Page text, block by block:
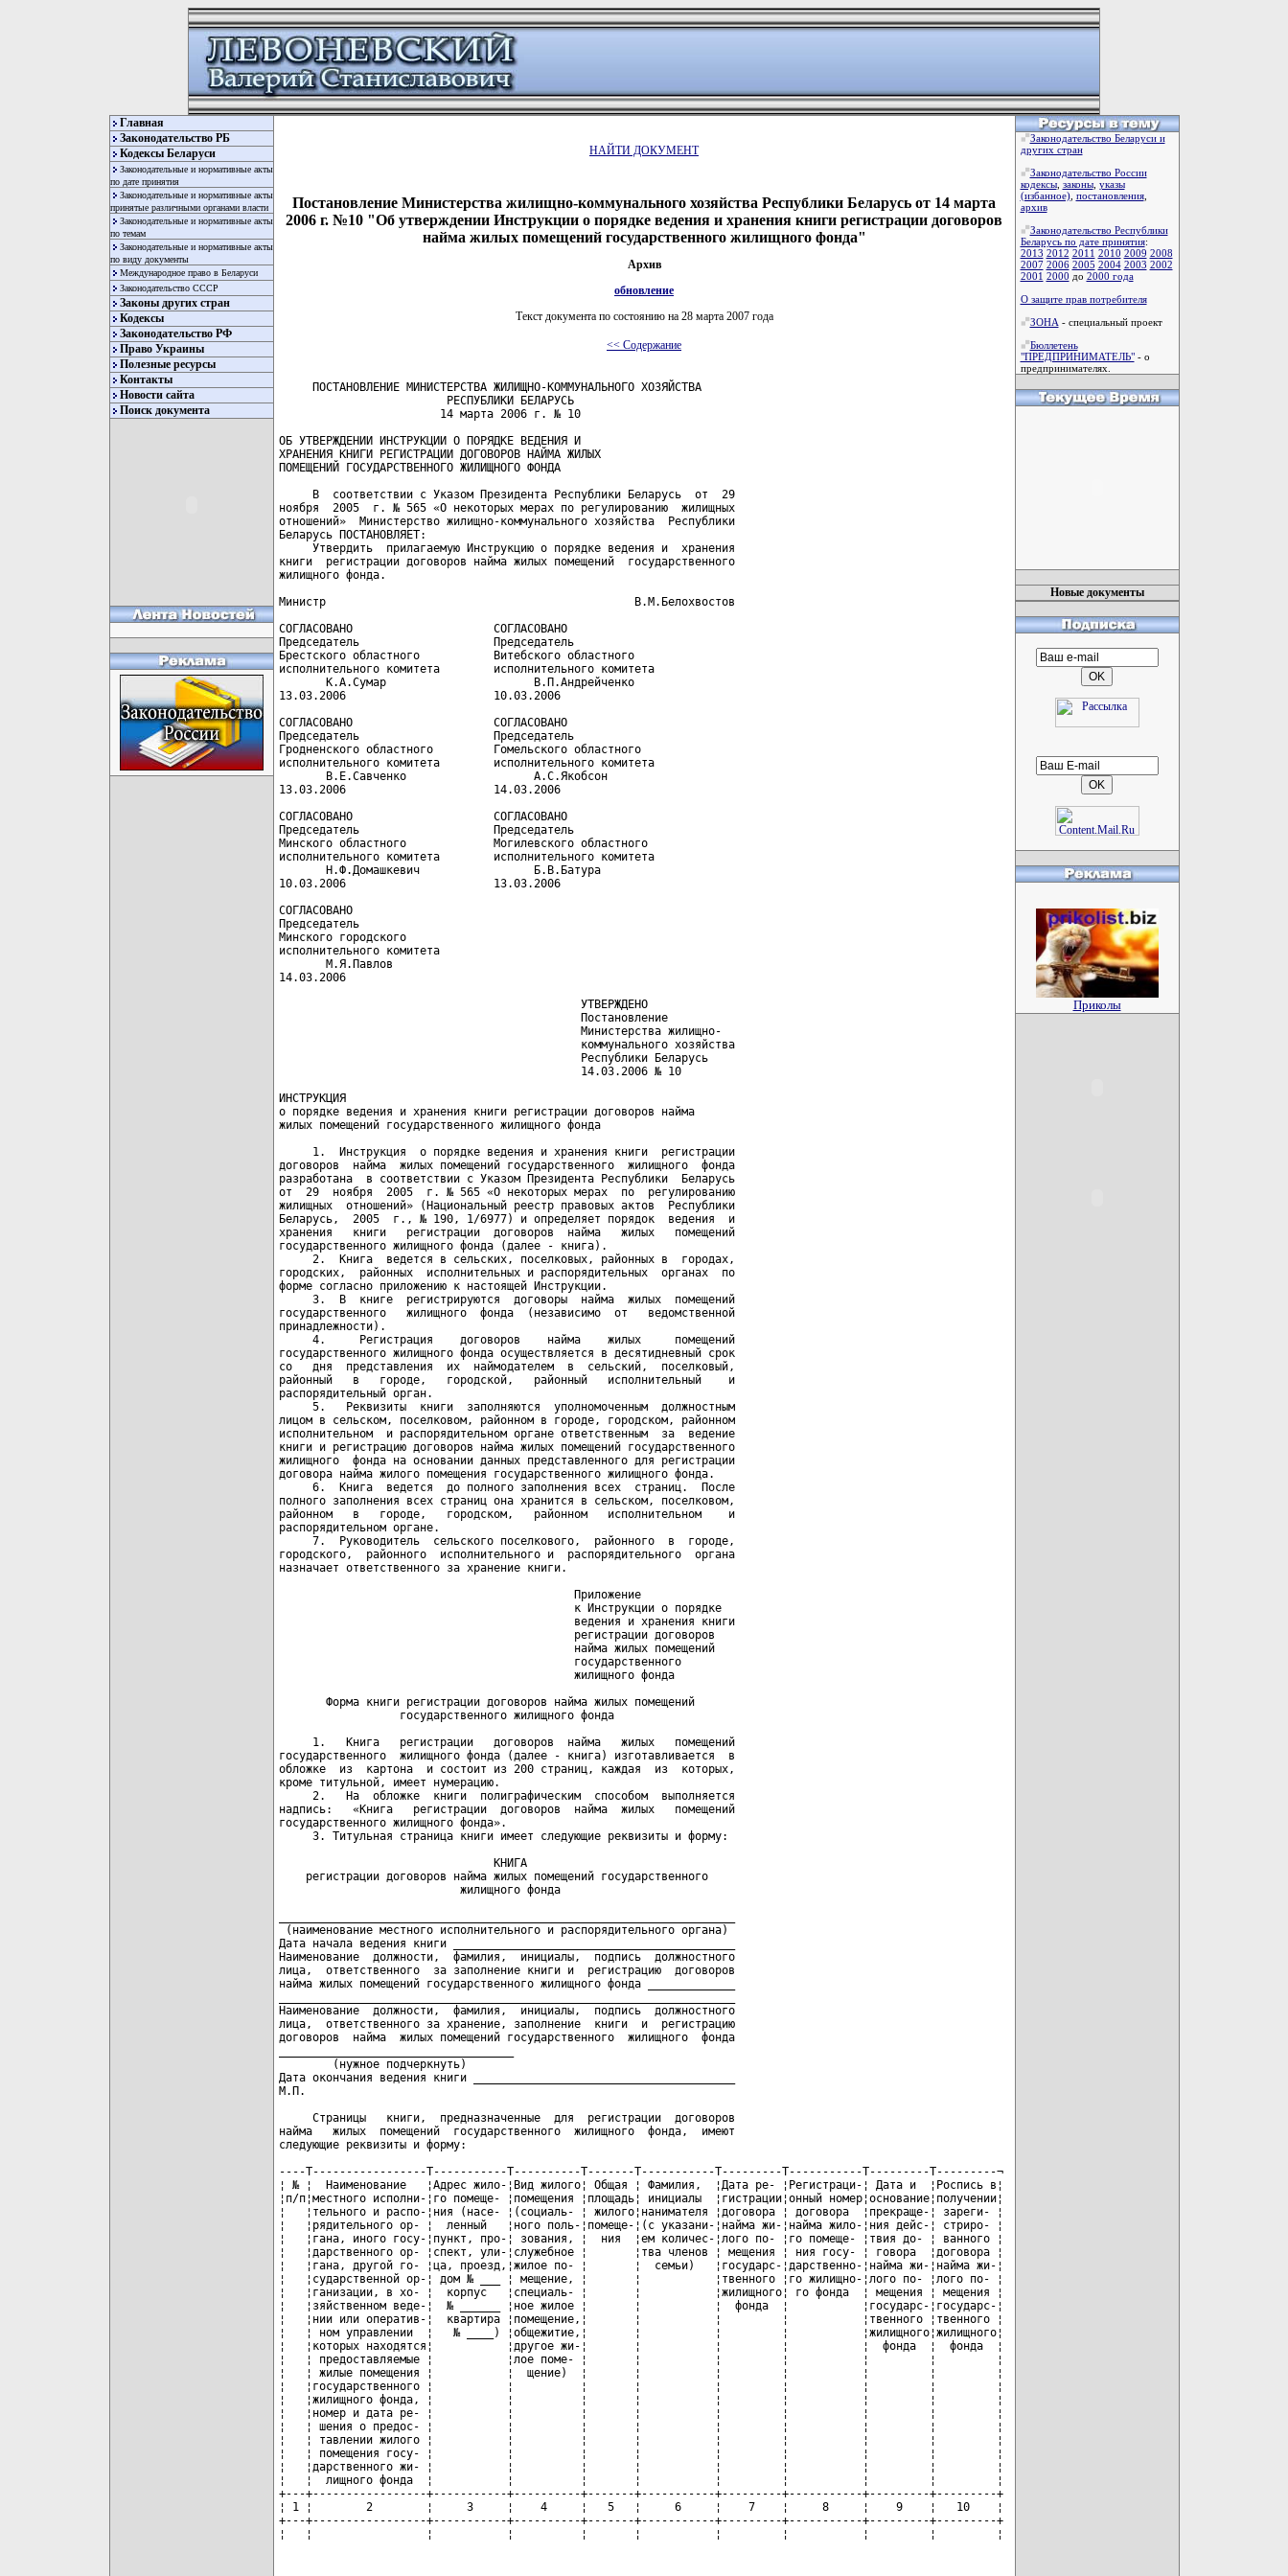
Главная
Законодательство РБ
Кодексы Беларуси
Законодательные и нормативные акты
по дате принятия
Законодательные и нормативные акты
принятые различными органами власти
Законодательные и нормативные акты
по темам
Законодательные и нормативные акты
по виду документы
Международное право в Беларуси
Законодательство СССР
Законы других стран
Кодексы
Законодательство РФ
Право Украины
Полезные ресурсы
Контакты
Новости сайта
Поиск документа
НАЙТИ ДОКУМЕНТ
Постановление Министерства жилищно-коммунального хозяйства Республики Беларусь от 14 марта
2006 г. №10 "Об утверждении Инструкции о порядке ведения и хранения книги регистрации договоров
найма жилых помещений государственного жилищного фонда"
Архив
обновление
Текст документа по состоянию на 28 марта 2007 года
<< Содержание
     ПОСТАНОВЛЕНИЕ МИНИСТЕРСТВА ЖИЛИЩНО-КОММУНАЛЬНОГО ХОЗЯЙСТВА
                         РЕСПУБЛИКИ БЕЛАРУСЬ
                        14 марта 2006 г. № 10
ОБ УТВЕРЖДЕНИИ ИНСТРУКЦИИ О ПОРЯДКЕ ВЕДЕНИЯ И
ХРАНЕНИЯ КНИГИ РЕГИСТРАЦИИ ДОГОВОРОВ НАЙМА ЖИЛЫХ
ПОМЕЩЕНИЙ ГОСУДАРСТВЕННОГО ЖИЛИЩНОГО ФОНДА
     В  соответствии с Указом Президента Республики Беларусь  от  29
ноября  2005  г. № 565 «О некоторых мерах по регулированию  жилищных
отношений»  Министерство жилищно-коммунального хозяйства  Республики
Беларусь ПОСТАНОВЛЯЕТ:
     Утвердить  прилагаемую Инструкцию о порядке ведения и  хранения
книги  регистрации договоров найма жилых помещений  государственного
жилищного фонда.
Министр                                              В.М.Белохвостов
СОГЛАСОВАНО                     СОГЛАСОВАНО
Председатель                    Председатель
Брестского областного           Витебского областного
исполнительного комитета        исполнительного комитета
       К.А.Сумар                      В.П.Андрейченко
13.03.2006                      10.03.2006
СОГЛАСОВАНО                     СОГЛАСОВАНО
Председатель                    Председатель
Гродненского областного         Гомельского областного
исполнительного комитета        исполнительного комитета
       В.Е.Савченко                   А.С.Якобсон
13.03.2006                      14.03.2006
СОГЛАСОВАНО                     СОГЛАСОВАНО
Председатель                    Председатель
Минского областного             Могилевского областного
исполнительного комитета        исполнительного комитета
       Н.Ф.Домашкевич                 Б.В.Батура
10.03.2006                      13.03.2006
СОГЛАСОВАНО
Председатель
Минского городского
исполнительного комитета
       М.Я.Павлов
14.03.2006
                                             УТВЕРЖДЕНО
                                             Постановление
                                             Министерства жилищно-
                                             коммунального хозяйства
                                             Республики Беларусь
                                             14.03.2006 № 10
ИНСТРУКЦИЯ
о порядке ведения и хранения книги регистрации договоров найма
жилых помещений государственного жилищного фонда
     1.  Инструкция  о порядке ведения и хранения книги  регистрации
договоров  найма  жилых помещений государственного  жилищного  фонда
разработана  в соответствии с Указом Президента Республики  Беларусь
от  29  ноября  2005  г. № 565 «О некоторых мерах  по  регулированию
жилищных  отношений» (Национальный реестр правовых актов  Республики
Беларусь,  2005  г., № 190, 1/6977) и определяет порядок  ведения  и
хранения   книги   регистрации  договоров  найма   жилых   помещений
государственного жилищного фонда (далее - книга).
     2.  Книга  ведется в сельских, поселковых, районных в  городах,
городских,  районных  исполнительных и распорядительных  органах  по
форме согласно приложению к настоящей Инструкции.
     3.  В  книге  регистрируются  договоры  найма  жилых  помещений
государственного   жилищного  фонда  (независимо  от   ведомственной
принадлежности).
     4.     Регистрация    договоров    найма    жилых     помещений
государственного жилищного фонда осуществляется в десятидневный срок
со   дня  представления  их  наймодателем  в  сельский,  поселковый,
районный   в   городе,   городской,   районный   исполнительный    и
распорядительный орган.
     5.   Реквизиты  книги  заполняются  уполномоченным  должностным
лицом в сельском, поселковом, районном в городе, городском, районном
исполнительном  и распорядительном органе ответственным  за  ведение
книги и регистрацию договоров найма жилых помещений государственного
жилищного  фонда на основании данных представленного для регистрации
договора найма жилого помещения государственного жилищного фонда.
     6.  Книга  ведется  до полного заполнения всех  страниц.  После
полного заполнения всех страниц она хранится в сельском, поселковом,
районном   в   городе,   городском,   районном   исполнительном    и
распорядительном органе.
     7.  Руководитель  сельского поселкового,  районного  в  городе,
городского,  районного  исполнительного и  распорядительного  органа
назначает ответственного за хранение книги.
                                            Приложение
                                            к Инструкции о порядке
                                            ведения и хранения книги
                                            регистрации договоров
                                            найма жилых помещений
                                            государственного
                                            жилищного фонда
       Форма книги регистрации договоров найма жилых помещений
                  государственного жилищного фонда
     1.   Книга   регистрации   договоров  найма   жилых   помещений
государственного  жилищного фонда (далее - книга) изготавливается  в
обложке  из  картона  и состоит из 200 страниц, каждая  из  которых,
кроме титульной, имеет нумерацию.
     2.   На  обложке  книги  полиграфическим  способом  выполняется
надпись:   «Книга   регистрации  договоров  найма  жилых   помещений
государственного жилищного фонда».
     3. Титульная страница книги имеет следующие реквизиты и форму:
                                КНИГА
    регистрации договоров найма жилых помещений государственного
                           жилищного фонда
(наименование местного исполнительного и распорядительного органа)
Дата начала ведения книги __________________________________________
Наименование  должности,  фамилия,  инициалы,  подпись  должностного
лица,  ответственного  за заполнение книги и  регистрацию  договоров
найма жилых помещений государственного жилищного фонда _____________
Наименование  должности,  фамилия,  инициалы,  подпись  должностного
лица,  ответственного за хранение, заполнение  книги  и  регистрацию
договоров  найма  жилых помещений государственного  жилищного  фонда
        (нужное подчеркнуть)
Дата окончания ведения книги _______________________________________
М.П.
     Страницы   книги,  предназначенные  для  регистрации  договоров
найма   жилых  помещений  государственного  жилищного  фонда,  имеют
следующие реквизиты и форму:
----T-----------------T-----------T----------T-------T-----------T---------T-----------T---------T---------¬
¦ № ¦  Наименование   ¦Адрес жило-¦Вид жилого¦ Общая ¦ Фамилия,  ¦Дата ре- ¦Регистраци-¦ Дата и  ¦Роспись в¦
¦п/п¦местного исполни-¦го помеще- ¦помещения ¦площадь¦ инициалы  ¦гистрации¦онный номер¦основание¦получении¦
¦   ¦тельного и распо-¦ния (насе- ¦(социаль- ¦ жилого¦нанимателя ¦договора ¦ договора  ¦прекраще-¦ зареги- ¦
¦   ¦рядительного ор- ¦  ленный   ¦ного поль-¦помеще-¦(с указани-¦найма жи-¦найма жило-¦ния дейс-¦ стриро- ¦
¦   ¦гана, иного госу-¦пункт, про-¦ зования, ¦  ния  ¦ем количес-¦лого по- ¦го помеще- ¦твия до- ¦ ванного ¦
¦   ¦дарственного ор- ¦спект, ули-¦служебное ¦       ¦тва членов ¦ мещения ¦ ния госу- ¦ говора  ¦договора ¦
¦   ¦гана, другой го- ¦ца, проезд,¦жилое по- ¦       ¦  семьи)   ¦государс-¦дарственно-¦найма жи-¦найма жи-¦
¦   ¦сударственной ор-¦ дом № ___ ¦ мещение, ¦       ¦           ¦твенного ¦го жилищно-¦лого по- ¦лого по- ¦
¦   ¦ганизации, в хо- ¦  корпус   ¦специаль- ¦       ¦           ¦жилищного¦ го фонда  ¦ мещения ¦ мещения ¦
¦   ¦зяйственном веде-¦  № ______ ¦ное жилое ¦       ¦           ¦  фонда  ¦           ¦государс-¦государс-¦
¦   ¦нии или оператив-¦  квартира ¦помещение,¦       ¦           ¦         ¦           ¦твенного ¦твенного ¦
¦   ¦ ном управлении  ¦   № ____) ¦общежитие,¦       ¦           ¦         ¦           ¦жилищного¦жилищного¦
¦   ¦которых находятся¦           ¦другое жи-¦       ¦           ¦         ¦           ¦  фонда  ¦  фонда  ¦
¦   ¦ предоставляемые ¦           ¦лое поме- ¦       ¦           ¦         ¦           ¦         ¦         ¦
¦   ¦ жилые помещения ¦           ¦  щение)  ¦       ¦           ¦         ¦           ¦         ¦         ¦
¦   ¦государственного ¦           ¦          ¦       ¦           ¦         ¦           ¦         ¦         ¦
¦   ¦жилищного фонда, ¦           ¦          ¦       ¦           ¦         ¦           ¦         ¦         ¦
¦   ¦номер и дата ре- ¦           ¦          ¦       ¦           ¦         ¦           ¦         ¦         ¦
¦   ¦ шения о предос- ¦           ¦          ¦       ¦           ¦         ¦           ¦         ¦         ¦
¦   ¦ тавлении жилого ¦           ¦          ¦       ¦           ¦         ¦           ¦         ¦         ¦
¦   ¦ помещения госу- ¦           ¦          ¦       ¦           ¦         ¦           ¦         ¦         ¦
¦   ¦дарственного жи- ¦           ¦          ¦       ¦           ¦         ¦           ¦         ¦         ¦
¦   ¦  лищного фонда  ¦           ¦          ¦       ¦           ¦         ¦           ¦         ¦         ¦
+---+-----------------+-----------+----------+-------+-----------+---------+-----------+---------+---------+
¦ 1 ¦        2        ¦     3     ¦    4     ¦   5   ¦     6     ¦    7    ¦     8     ¦    9    ¦   10    ¦
+---+-----------------+-----------+----------+-------+-----------+---------+-----------+---------+---------+
¦   ¦                 ¦           ¦          ¦       ¦           ¦         ¦           ¦         ¦         ¦
Законодательство Беларуси и
других стран
Законодательство России
кодексы, законы, указы
(избанное), постановления,
архив
Законодательство Республики
Беларусь по дате принятия:
2013 2012 2011 2010 2009 2008
2007 2006 2005 2004 2003 2002
2001 2000 до 2000 года
О защите прав потребителя
ЗОНА - специальный проект
Бюллетень
"ПРЕДПРИНИМАТЕЛЬ"- о
предпринимателях.
Новые документы
Приколы